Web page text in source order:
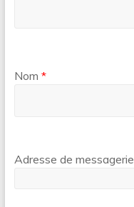
Nom *
Adresse de messagerie